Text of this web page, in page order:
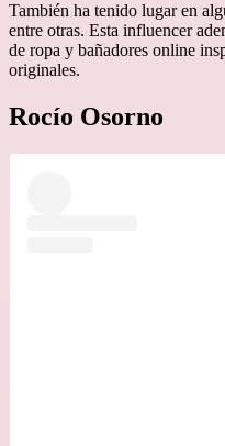
También ha tenido lugar en
entre otras. Esta influencer
de ropa y bañadores online
originales.
Rocío Osorno